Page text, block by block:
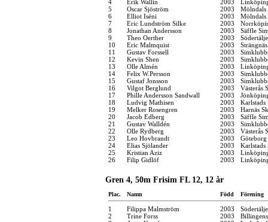
4
Erik Wallin 2003
5
Oscar Sjöström 2003
Mölndals
6
Elliot Iséni 2003
Mölndals
7
Eric Lundström Silke 2003
8
Jonathan Andersson 2003
Säffle
9
Theo Oerther 2003
10
Eric Malmquist 2003
11
Gustav Forssell 2003
12
Kevin Shen 2003
13
Olle Almén 2003
14
Felix W.Persson 2003
15
Gustaf Jonsson 2003
16
Vilgot Berglund 2003
Västerås
17
Phille Andersson Sandwall 2003
18
Ludvig Mathisen 2003
Karlstads
19
Melker Rosengren 2003
Harnäs
20
Jacob Edberg 2003
Säffle
21
Gustav Walldén 2003
22
Olle Rydberg 2003
Västerås
23
Leo Hovbrandt 2003
Göteborg
24
Elias Sjölander 2003
Karlstads
25
Kristian Aziz 2003
26
Filip Gidlöf 2003
Gren 4, 50m Frisim FL 12, 12 år
Plac. Namn Född Förening
1 Filippa Malmström 2003
2
Trine Forss 2003